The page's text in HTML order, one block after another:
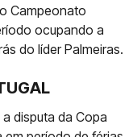
Campeonato
ocupando a
do líder Palmeiras.
disputa da Copa